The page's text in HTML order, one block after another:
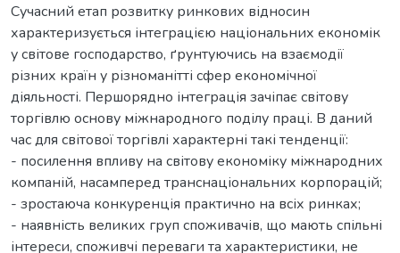
Сучасний етап розвитку ринкових відносин
характеризується інтеграцією національних економік
у світове господарство, ґрунтуючись на взаємодії
різних країн у різноманітті сфер економічної
діяльності. Першорядно інтеграція зачіпає світову
торгівлю основу міжнародного поділу праці. В даний
час для світової торгівлі характерні такі тенденції:
- посилення впливу на світову економіку міжнародних
компаній, насамперед транснаціональних корпорацій;
- зростаюча конкуренція практично на всіх ринках;
- наявність великих груп споживачів, що мають спільні
інтереси, споживчі переваги та характеристики, не